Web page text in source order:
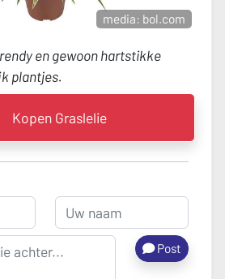
media: bol.com
en gewoon hartstikke
plantjes.
Kopen Graslelie
Post